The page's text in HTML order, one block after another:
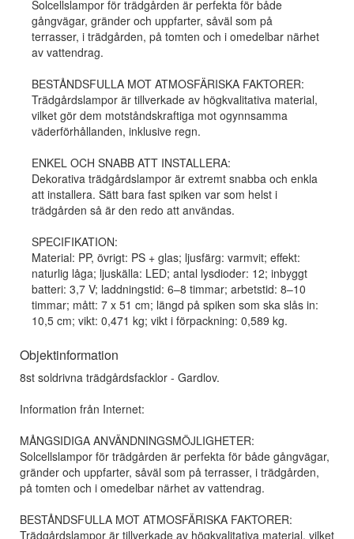
Solcellslampor för trädgården är perfekta för både
gångvägar, gränder och uppfarter, såväl som på
terrasser, i trädgården, på tomten och i omedelbar närhet
av vattendrag.
BESTÅNDSFULLA MOT ATMOSFÄRISKA FAKTORER:
Trädgårdslampor är tillverkade av högkvalitativa material,
vilket gör dem motståndskraftiga mot ogynnsamma
väderförhållanden, inklusive regn.
ENKEL OCH SNABB ATT INSTALLERA:
Dekorativa trädgårdslampor är extremt snabba och enkla
att installera. Sätt bara fast spiken var som helst i
trädgården så är den redo att användas.
SPECIFIKATION:
Material: PP, övrigt: PS + glas; ljusfärg: varmvit; effekt:
naturlig låga; ljuskälla: LED; antal lysdioder: 12; inbyggt
batteri: 3,7 V; laddningstid: 6–8 timmar; arbetstid: 8–10
timmar; mått: 7 x 51 cm; längd på spiken som ska slås in:
10,5 cm; vikt: 0,471 kg; vikt i förpackning: 0,589 kg.
Objektinformation
8st soldrivna trädgårdsfacklor - Gardlov.
Information från Internet:
MÅNGSIDIGA ANVÄNDNINGSMÖJLIGHETER:
Solcellslampor för trädgården är perfekta för både gångvägar,
gränder och uppfarter, såväl som på terrasser, i trädgården,
på tomten och i omedelbar närhet av vattendrag.
BESTÅNDSFULLA MOT ATMOSFÄRISKA FAKTORER:
Trädgårdslampor är tillverkade av högkvalitativa material, vilket